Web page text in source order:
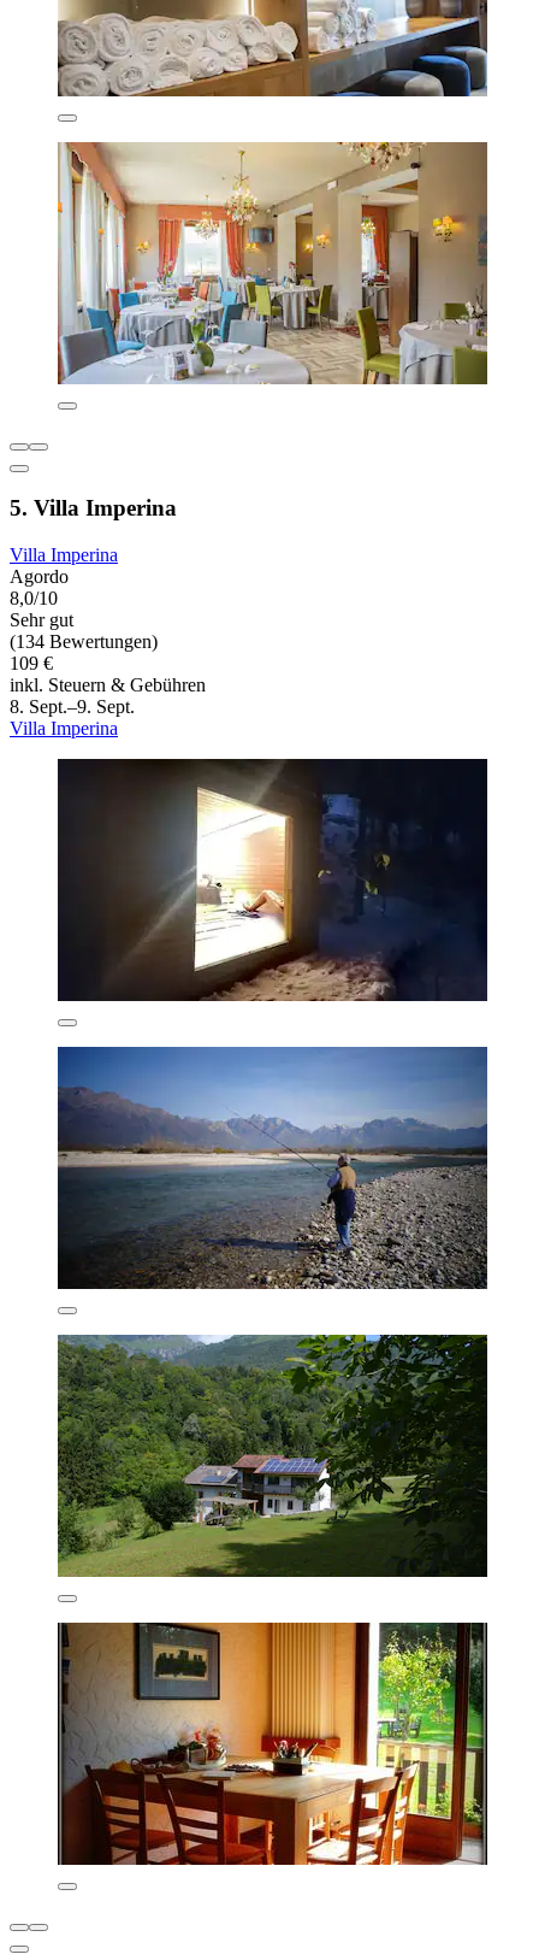
5. Villa Imperina
Villa Imperina
Agordo
8,0/10
Sehr gut
(134 Bewertungen)
109 €
inkl. Steuern & Gebühren
8. Sept.–9. Sept.
Villa Imperina